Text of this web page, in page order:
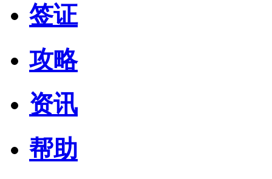
签证
攻略
资讯
帮助